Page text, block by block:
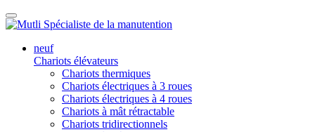
neuf
Chariots élévateurs
Chariots thermiques
Chariots électriques à 3 roues
Chariots électriques à 4 roues
Chariots à mât rétractable
Chariots tridirectionnels